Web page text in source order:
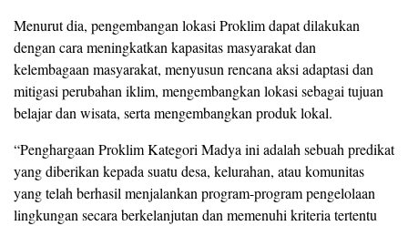
Menurut dia, pengembangan lokasi Proklim dapat dilakukan
dengan cara meningkatkan kapasitas masyarakat dan
kelembagaan masyarakat, menyusun rencana aksi adaptasi dan
mitigasi perubahan iklim, mengembangkan lokasi sebagai tujuan
belajar dan wisata, serta mengembangkan produk lokal.
“Penghargaan Proklim Kategori Madya ini adalah sebuah predikat
yang diberikan kepada suatu desa, kelurahan, atau komunitas
yang telah berhasil menjalankan program-program pengelolaan
lingkungan secara berkelanjutan dan memenuhi kriteria tertentu